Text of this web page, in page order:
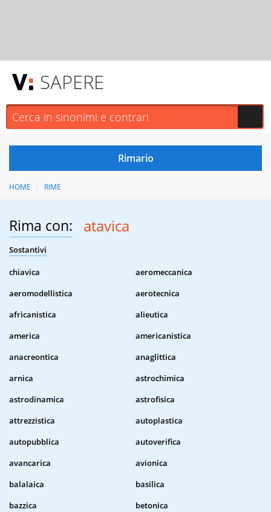
SAPERE
HOME RIME
Rima con: atavica
Sostantivi
chiavica
aeromeccanica
aeromodellistica
aerotecnica
africanistica
alieutica
america
americanistica
anacreontica
anaglittica
arnica
astrochimica
astrodinamica
astrofisica
attrezzistica
autoplastica
autopubblica
autoverifica
avancarica
avionica
balalaica
basilica
bazzica
betonica